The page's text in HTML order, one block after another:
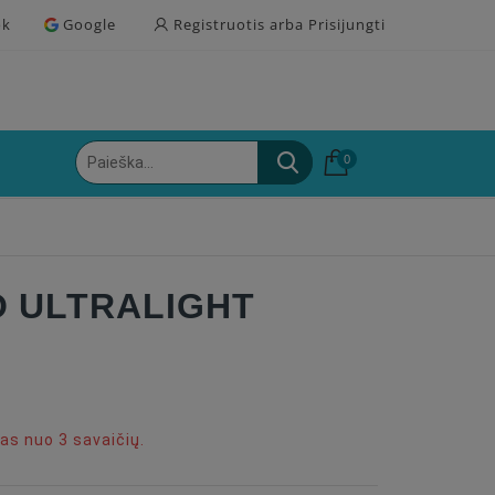
Google Registruotis arba Prisijungti
0
ULTRALIGHT
nuo 3 savaičių.